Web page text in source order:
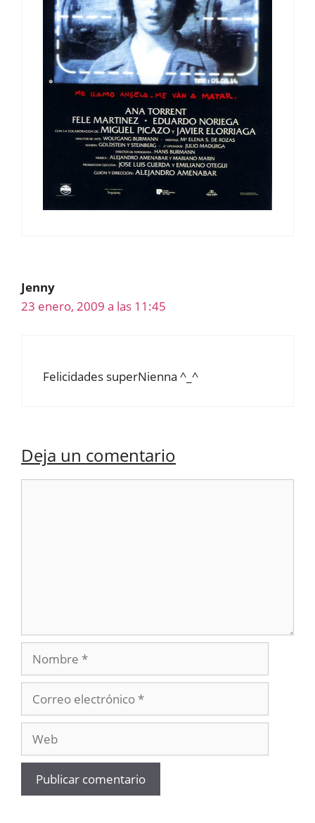
Jenny
23 enero, 2009 a las 11:45
Felicidades superNienna ^_^
Deja un comentario
Nombre
electrónico